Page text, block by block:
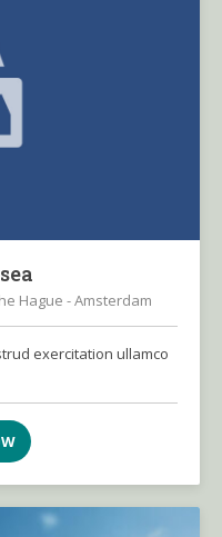
Hague - Amsterdam
exercitation ullamco